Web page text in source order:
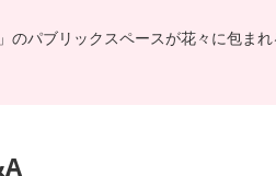
のパブリックスペースが花々に包まれ